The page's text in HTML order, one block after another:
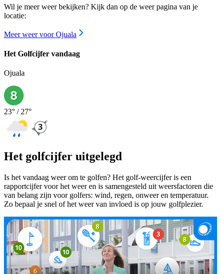
Wil je meer weer bekijken? Kijk dan op de weer pagina van je
locatie:
Meer weer voor Ojuala
Het Golfcijfer vandaag
Ojuala
23° / 27°
Het golfcijfer uitgelegd
Is het vandaag weer om te golfen? Het golf-weercijfer is een
rapportcijfer voor het weer en is samengesteld uit weersfactoren die
van belang zijn voor golfers: wind, regen, onweer en temperatuur.
Zo bepaal je snel of het weer van invloed is op jouw golfplezier.